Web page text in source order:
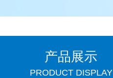
产品展示
PRODUCT DISPLAY